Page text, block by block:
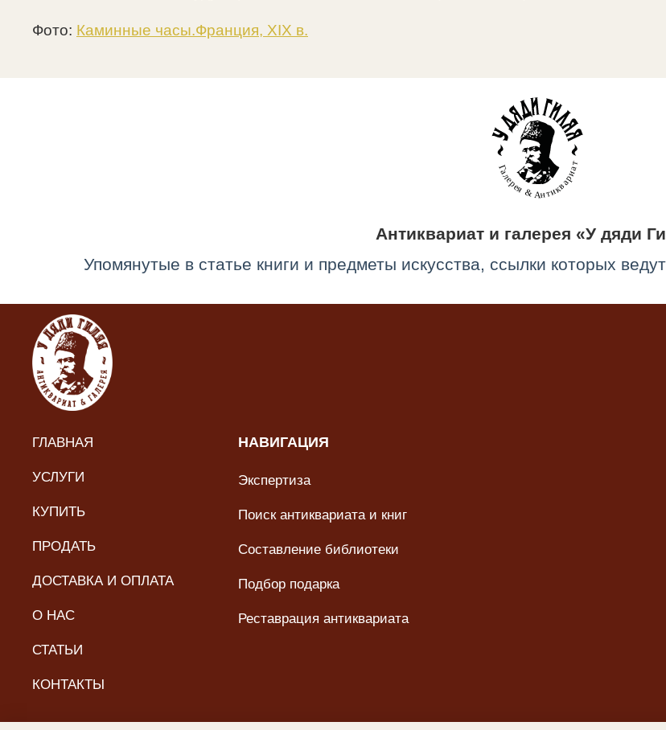
Фото: Каминные часы.Франция, XIX в.
Антиквариат и галерея «У дяди
Упомянутые в статье книги и предметы искусства, ссылки которых
ГЛАВНАЯ
УСЛУГИ
КУПИТЬ
ПРОДАТЬ
ДОСТАВКА И ОПЛАТА
О НАС
СТАТЬИ
КОНТАКТЫ
НАВИГАЦИЯ
Экспертиза
Поиск антиквариата и книг
Составление библиотеки
Подбор подарка
Реставрация антиквариата